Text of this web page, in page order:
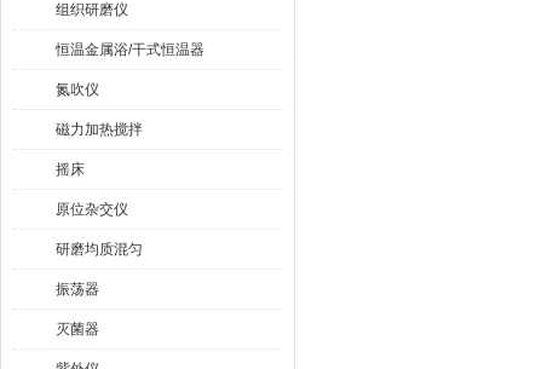
组织研磨仪
恒温金属浴/干式恒温器
氮吹仪
磁力加热搅拌
摇床
原位杂交仪
研磨均质混匀
振荡器
灭菌器